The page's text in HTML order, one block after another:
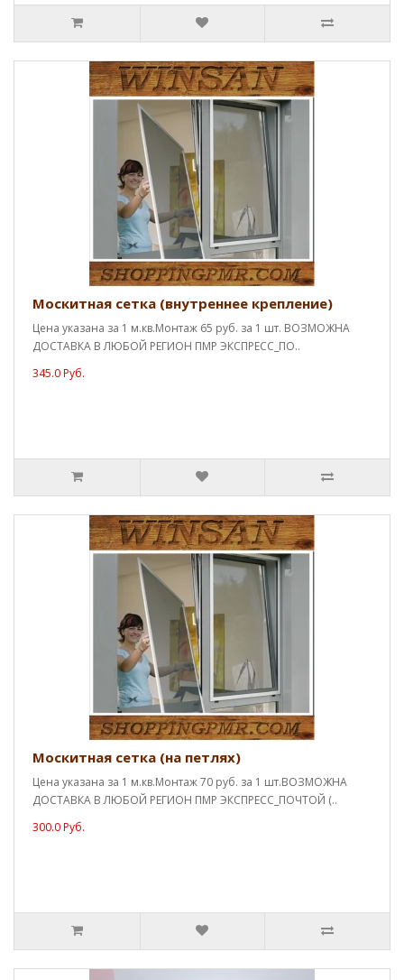
Москитная сетка (внутреннее крепление)
Цена указана за 1 м.кв.Монтаж 65 руб. за 1 шт. ВОЗМОЖНА
ДОСТАВКА В ЛЮБОЙ РЕГИОН ПМР ЭКСПРЕСС_ПО..
345.0 Руб.
Москитная сетка (на петлях)
Цена указана за 1 м.кв.Монтаж 70 руб. за 1 шт.ВОЗМОЖНА
ДОСТАВКА В ЛЮБОЙ РЕГИОН ПМР ЭКСПРЕСС_ПОЧТОЙ (..
300.0 Руб.